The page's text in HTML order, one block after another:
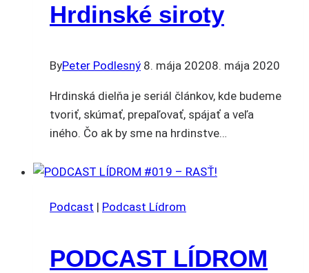
Hrdinské siroty
ByPeter Podlesný 8. mája 20208. mája 2020
Hrdinská dielňa je seriál článkov, kde budeme
tvoriť, skúmať, prepaľovať, spájať a veľa
iného. Čo ak by sme na hrdinstve…
Podcast | Podcast Lídrom
PODCAST LÍDROM